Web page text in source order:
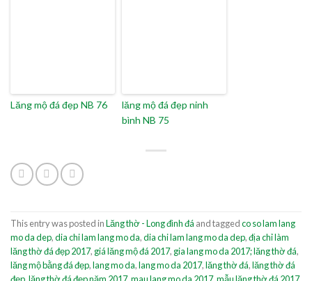
Lăng mộ đá đẹp NB 76
lăng mộ đá đẹp ninh
bình NB 75
This entry was posted inLăng thờ - Long đình đá and taggedco so lam lang
mo da dep,dia chi lam lang mo da,dia chi lam lang mo da dep,địa chỉ làm
lăng thờ đá đẹp 2017, giá lăng mộ đá 2017, gia lang mo da 2017; lăng thờ đá,
lăng mộ bằng đá đẹp,lang mo da,lang mo da 2017,lăng thờ đá,lăng thờ đá